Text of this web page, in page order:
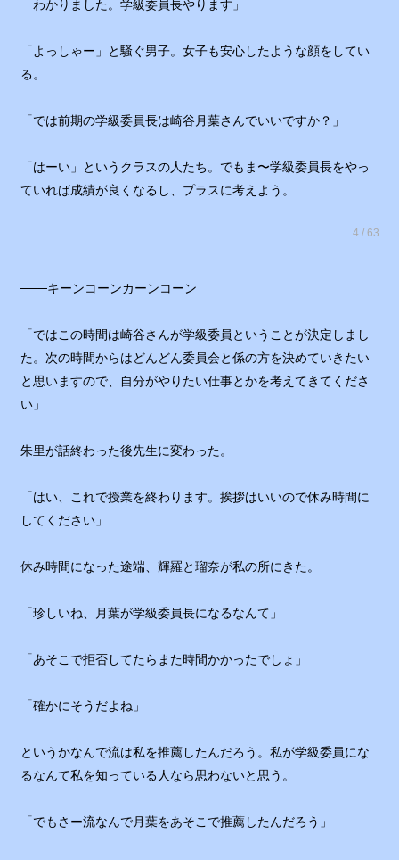
「わかりました。学級委員長やります」
「よっしゃー」と騒ぐ男子。女子も安心したような顔をしてい
る。
「では前期の学級委員長は崎谷月葉さんでいいですか？」
「はーい」というクラスの人たち。でもま〜学級委員長をやっ
ていれば成績が良くなるし、プラスに考えよう。
4 / 63
───キーンコーンカーンコーン
「ではこの時間は崎谷さんが学級委員ということが決定しまし
た。次の時間からはどんどん委員会と係の方を決めていきたい
と思いますので、自分がやりたい仕事とかを考えてきてくださ
い」
朱里が話終わった後先生に変わった。
「はい、これで授業を終わります。挨拶はいいので休み時間に
してください」
休み時間になった途端、輝羅と瑠奈が私の所にきた。
「珍しいね、月葉が学級委員長になるなんて」
「あそこで拒否してたらまた時間かかったでしょ」
「確かにそうだよね」
というかなんで流は私を推薦したんだろう。私が学級委員にな
るなんて私を知っている人なら思わないと思う。
「でもさー流なんで月葉をあそこで推薦したんだろう」